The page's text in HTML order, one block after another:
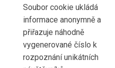
Soubor cookie ukládá
informace anonymně a
přiřazuje náhodně
vygenerované číslo k
rozpoznání unikátních